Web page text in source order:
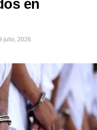
a 15 pandilleros
en
julio, 2026